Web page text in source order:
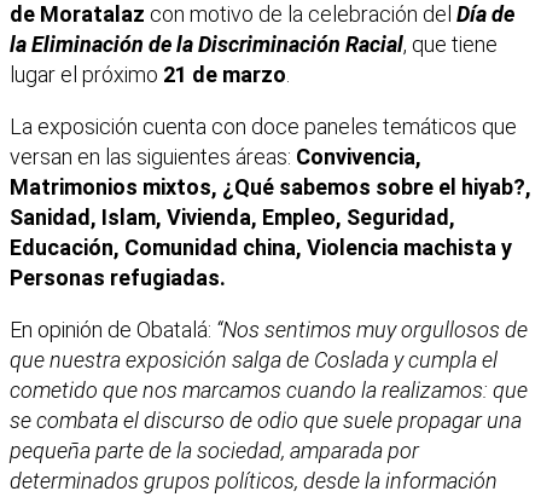
de Moratalaz con motivo de la celebración del Día de
la Eliminación de laDiscriminación Racial, que tiene
lugar el próximo 21 de marzo.
La exposición cuenta con doce paneles temáticos que
versan en las siguientes áreas: Convivencia,
Matrimonios mixtos, ¿Qué sabemos sobre el hiyab?,
Sanidad, Islam, Vivienda, Empleo, Seguridad,
Educación, Comunidad china, Violencia machista y
Personas refugiadas.
En opinión de Obatalá: “Nos sentimos muy orgullosos de
que nuestra exposición salga de Coslada y cumpla el
cometido que nos marcamos cuando la realizamos: que
se combata el discurso de odio que suele propagar una
pequeña parte de la sociedad, amparada por
determinados grupos políticos, desde la información